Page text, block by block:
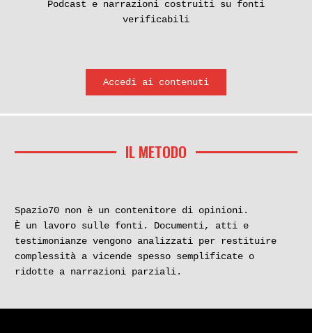
Podcast e narrazioni costruiti su fonti
verificabili
Accedi ai contenuti
IL METODO
Spazio70 non è un contenitore di opinioni.
È un lavoro sulle fonti. Documenti, atti e
testimonianze vengono analizzati per restituire
complessità a vicende spesso semplificate o
ridotte a narrazioni parziali.